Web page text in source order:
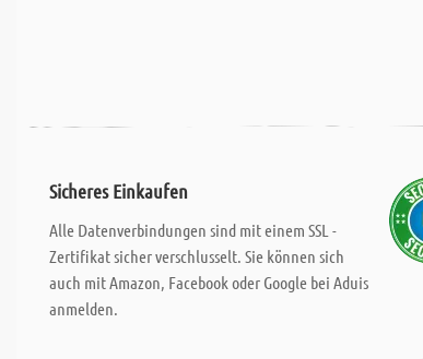
Sicheres Einkaufen
Alle Datenverbindungen sind mit einem SSL -
Zertifikat sicher verschlusselt. Sie können sich
auch mit Amazon, Facebook oder Google bei Aduis
anmelden.